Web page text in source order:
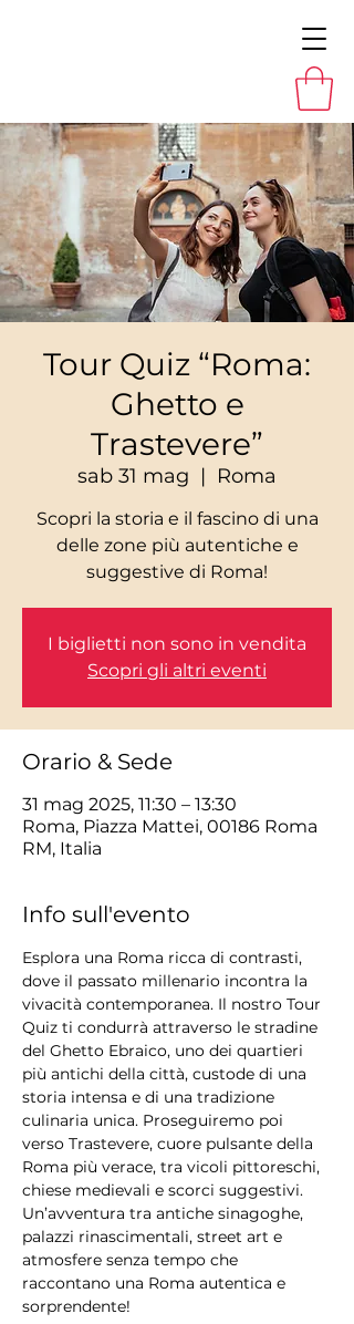
Tour Quiz “Roma:
Ghetto e
Trastevere”
sab 31 mag
  |
Roma
Scopri la storia e il fascino di una
delle zone più autentiche e
I biglietti non sono in vendita
Scopri gli altri eventi
Orario & Sede
31 mag 2025, 11:30 – 13:30
Roma, Piazza Mattei, 00186 Roma
RM, Italia
Info sull'evento
Esplora una Roma ricca di contrasti,
dove il passato millenario incontra la
vivacità contemporanea. Il nostro Tour
Quiz ti condurrà attraverso le stradine
del Ghetto Ebraico, uno dei quartieri
più antichi della città, custode di una
storia intensa e di una tradizione
culinaria unica. Proseguiremo poi
verso Trastevere, cuore pulsante della
Roma più verace, tra vicoli pittoreschi,
chiese medievali e scorci suggestivi.
Un’avventura tra antiche sinagoghe,
palazzi rinascimentali, street art e
atmosfere senza tempo che
raccontano una Roma autentica e
sorprendente!